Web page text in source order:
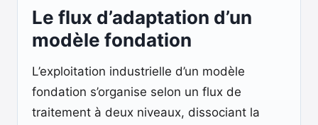
Le flux d’adaptation d’un
modèle fondation
L’exploitation industrielle d’un modèle
fondation s’organise selon un flux de
traitement à deux niveaux, dissociant la